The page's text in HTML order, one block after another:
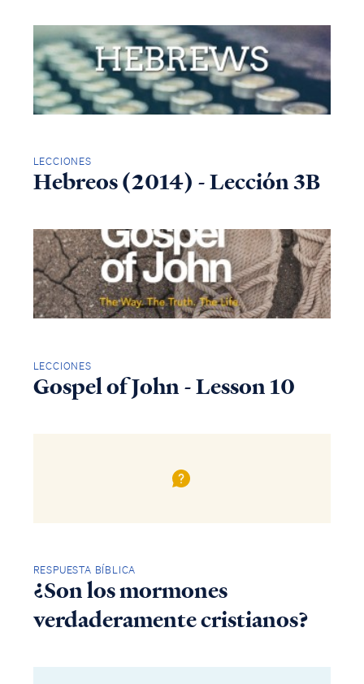
LECCIONES
Hebreos (2014) - Lección 3B
LECCIONES
Gospel of John - Lesson 10
RESPUESTA BÍBLICA
¿Son los mormones
verdaderamente cristianos?